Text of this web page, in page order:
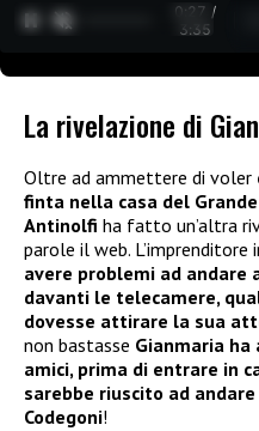
0:27 /
3:35
La rivelazione di
Oltre ad ammettere di voler
finta nella casa del
Antinolfi ha fatto un’altra
parole il web.
avere problemi ad andare
davanti le telecamere,
dovesse attirare la sua
non bastasse Gianmaria ha
amici, prima di entrare in
sarebbe riuscito ad
Codegoni!